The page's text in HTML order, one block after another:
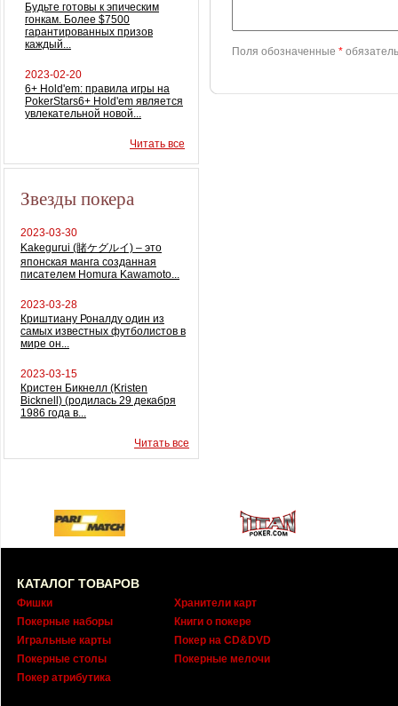
Будьте готовы к эпическим
гонкам. Более $7500
гарантированных призов
каждый...
2023-02-20
6+ Hold'em: правила игры на
PokerStars6+ Hold'em является
увлекательной новой...
Читать все
Звезды покера
2023-03-30
Kakegurui (賭ケグルイ) – это
японская манга созданная
писателем Homura Kawamoto...
2023-03-28
Криштиану Роналду один из
самых известных футболистов в
мире он...
2023-03-15
Кристен Бикнелл (Kristen
Bicknell) (родилась 29 декабря
1986 года в...
Читать все
Поля обозначенные *
КАТАЛОГ ТОВАРОВ
Фишки
Покерные наборы
Игральные карты
Покерные столы
Покер атрибутика
Хранители карт
Книги о покере
Покер на CD&DVD
Покерные мелочи